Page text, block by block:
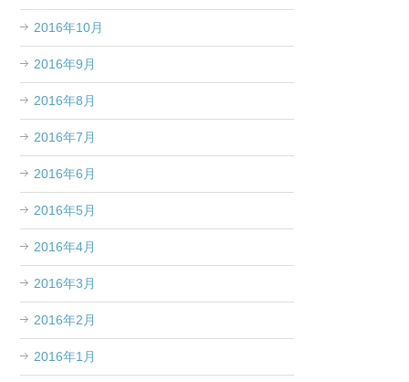
2016年10月
2016年9月
2016年8月
2016年7月
2016年6月
2016年5月
2016年4月
2016年3月
2016年2月
2016年1月